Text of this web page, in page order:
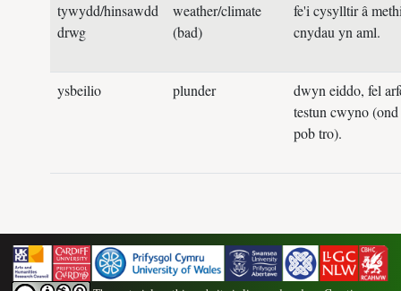
tywydd/hinsawdd
drwg
weather/climate
(bad)
fe'i cysylltir â
cnydau yn aml.
ysbeilio plunder
dwyn eiddo, fel
testun cwyno
pob tro).